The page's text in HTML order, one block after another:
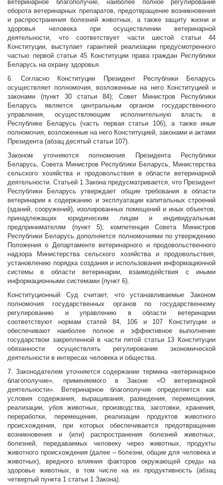
ветеринарное благополучие, наиболее полное регулирование
оборота ветеринарных препаратов, предотвращение возникновения
и распространения болезней животных, а также защиту жизни и
здоровья человека при осуществлении ветеринарной
деятельности, что соответствует части шестой статьи 44
Конституции, выступает гарантией реализации предусмотренного
частью первой статьи 45 Конституции права граждан Республики
Беларусь на охрану здоровья.
6. Согласно Конституции Президент Республики Беларусь
осуществляет полномочия, возложенные на него Конституцией и
законами (пункт 30 статьи 84); Совет Министров Республики
Беларусь является центральным органом государственного
управления, осуществляющим исполнительную власть в
Республике Беларусь (часть первая статьи 106), а также иные
полномочия, возложенные на него Конституцией, законами и актами
Президента (абзац десятый статьи 107).
Законом уточняются полномочия Президента Республики
Беларусь, Совета Министров Республики Беларусь, Министерства
сельского хозяйства и продовольствия в области ветеринарной
деятельности. Статьей 1 Закона предусматривается, что Президент
Республики Беларусь утверждает общие требования в области
ветеринарии к содержанию и эксплуатации капитальных строений
(зданий, сооружений), изолированных помещений и иных объектов,
принадлежащих юридическим лицам и индивидуальным
предпринимателям (пункт 5); компетенция Совета Министров
Республики Беларусь дополняется полномочиями по утверждению
Положения о Департаменте ветеринарного и продовольственного
надзора Министерства сельского хозяйства и продовольствия,
установлению порядка создания и использования информационной
системы в области ветеринарии, взаимодействия с иными
информационными системами (пункт 6).
Конституционный Суд считает, что устанавливаемые Законом
полномочия государственных органов по государственному
регулированию и управлению в области ветеринарии
соответствуют нормам статей 84, 106 и 107 Конституции и
обеспечивают наиболее полное и эффективное выполнение
государством закрепленной в части пятой статьи 13 Конституции
обязанности осуществлять регулирование экономической
деятельности в интересах человека и общества.
7. Законодателем уточняется содержание термина «ветеринарное
благополучие», применяемого в Законе «О ветеринарной
деятельности». Ветеринарное благополучие определяется как
условия содержания, выращивания, разведения, перемещения,
реализации, убоя животных, производства, заготовки, хранения,
переработки, перемещения, реализации продуктов животного
происхождения, при которых обеспечивается предотвращение
возникновения и (или) распространения болезней животных,
болезней, передаваемых человеку через животных, продукты
животного происхождения (далее – болезни, общие для человека и
животных), вредного влияния факторов окружающей среды на
здоровье животных, в том числе на их продуктивность (абзац
четвертый пункта 1 статьи 1 Закона).